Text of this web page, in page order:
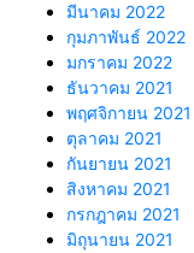
มีนาคม 2022
กุมภาพันธ์ 2022
มกราคม 2022
ธันวาคม 2021
พฤศจิกายน 2021
ตุลาคม 2021
กันยายน 2021
สิงหาคม 2021
กรกฎาคม 2021
มิถุนายน 2021